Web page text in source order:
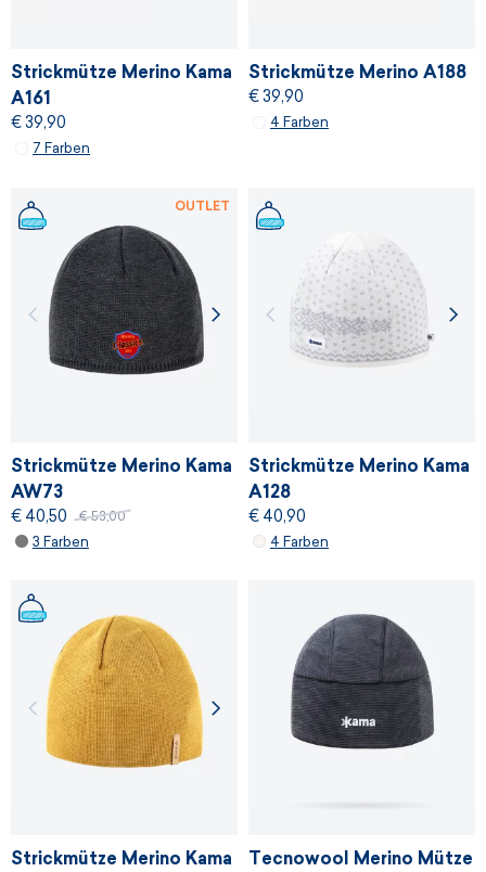
Strickmütze Merino Kama
A161
€ 39,90
7 Farben
Strickmütze Merino A188
€ 39,90
4 Farben
Strickmütze Merino Kama
AW73
€ 40,50 € 53,00
3 Farben
OUTLET
Strickmütze Merino Kama
A128
€ 40,90
4 Farben
Strickmütze Merino Kama
Tecnowool Merino Mütze